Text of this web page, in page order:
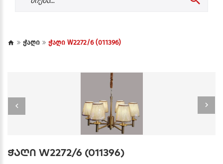
ჭაღი ჭაღი W2272/6 (011396)
ჭაღი W2272/6 (011396)